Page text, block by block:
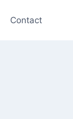
Contact